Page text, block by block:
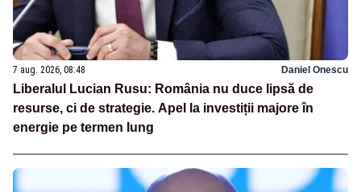
7 aug. 2026, 08:48 Daniel Onescu
Liberalul Lucian Rusu: România nu duce lipsă de
resurse, ci de strategie. Apel la investiții majore în
energie pe termen lung